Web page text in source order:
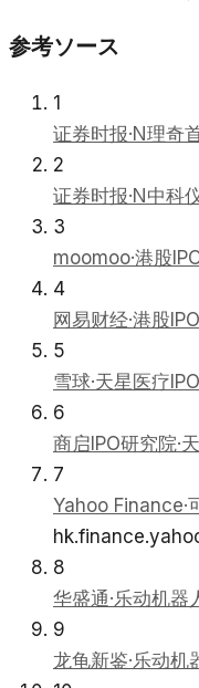
参考ソース
1
证券时报·N理奇
2
证券时报·N中科
3
moomoo·港股
4
网易财经·港股
5
雪球·天星医疗
6
商启IPO研究院·
7
Yahoo Finance·
8
华盛通·乐动机器
9
龙龟新鉴·乐动机